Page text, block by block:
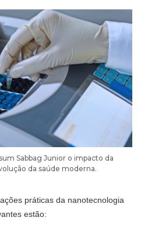
Sabbag Junior o impacto da
da saúde moderna.
práticas da nanotecnologia
estão: